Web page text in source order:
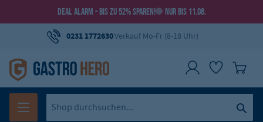
DEAL ALARM - BIS ZU 52% SPAREN! NUR BIS 11.08.
0231 1772630Verkauf Mo-Fr (8-18 Uhr)